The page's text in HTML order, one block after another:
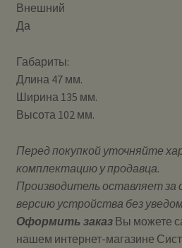
Внешний
Да
Габариты:
Длина 47 мм.
Ширина 135 мм.
Высота 102 мм.
Перед покупкой уточняйте
комплектацию у продавца.
Производитель оставляет за
версию устройства без
Оформить заказВы можете
нашем интернет-магазине